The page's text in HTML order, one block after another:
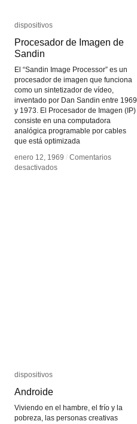
dispositivos
Procesador de Imagen de
Sandin
El “Sandin Image Processor” es un
procesador de imagen que funciona
como un sintetizador de vídeo,
inventado por Dan Sandin entre 1969
y 1973. El Procesador de Imagen (IP)
consiste en una computadora
analógica programable por cables
que está optimizada
enero 12, 1969 / Comentarios
desactivadosen
dispositivos
Procesador de Imagen de
Sandin
enero 12, 1969 / Comentarios
desactivadosen
dispositivos
Androide
Viviendo en el hambre, el frío y la
pobreza, las personas creativas
dispositivos
Androide